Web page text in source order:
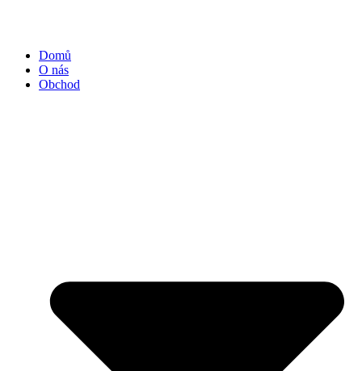
Domů
O nás
Obchod